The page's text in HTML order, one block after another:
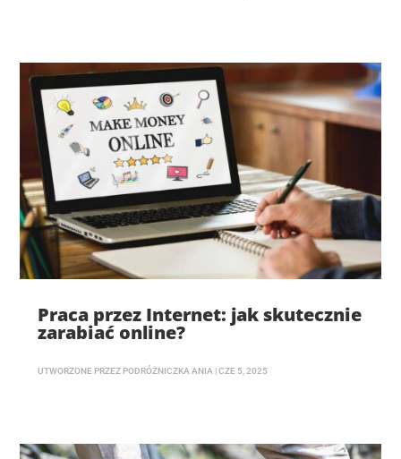
Praca przez Internet: jak skutecznie
zarabiać online?
UTWORZONE PRZEZ PODRÓŻNICZKA ANIA |CZE 5, 2025